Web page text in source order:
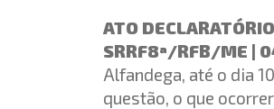
ATO
SRRF8ª/RFB/ME |
Alfandega, até o dia
questão, o que